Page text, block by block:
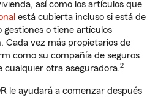
así como los artículos que
está cubierta incluso si está de
gestiones o tiene artículos
Cada vez más propietarios de
como su compañía de seguros
cualquier otra aseguradora.2
le ayudará a comenzar después